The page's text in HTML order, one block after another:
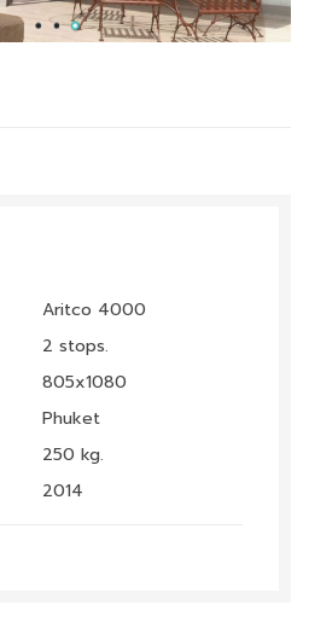
Aritco 4000
2 stops.
805x1080
Phuket
250 kg.
2014